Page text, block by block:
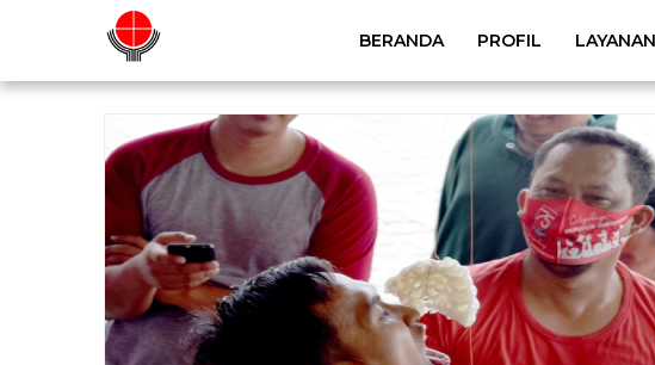
BERANDA PROFIL LAYANAN